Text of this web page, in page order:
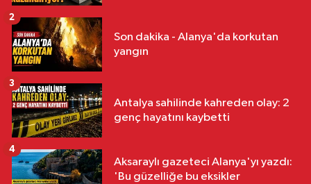
Son dakika - Alanya'da korkutan
yangın
2
Antalya sahilinde kahreden olay: 2
genç hayatını kaybetti
3
Aksaraylı gazeteci Alanya'yı yazdı:
'Bu güzelliğe bu eksikler
4